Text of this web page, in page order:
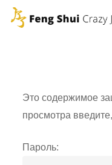
Skip
Это содержимое
просмотра
Пароль: